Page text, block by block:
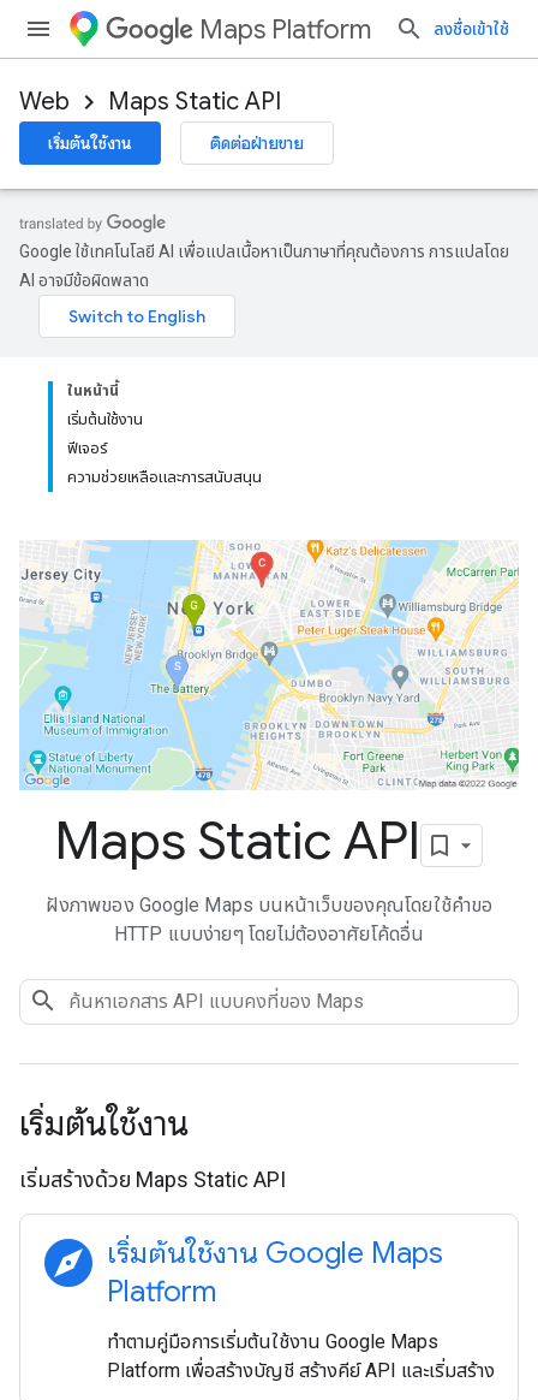
Maps Platform ลงชื่อเข้าใช้
Web Maps Static API
เริ่มต้นใช้งาน ติดต่อฝ่ายขาย
Google ใช้เทคโนโลยี AI เพื่อแปลเนื้อหาเป็นภาษาที่คุณต้องการ การแปลโดย
AI อาจมีข้อผิดพลาด
ในหน้านี้
เริ่มต้นใช้งาน
ฟีเจอร์
ความช่วยเหลือและการสนับสนุน
Maps Static API
ฝังภาพของ Google Maps บนหน้าเว็บของคุณโดยใช้คำขอ
HTTP แบบง่ายๆ โดยไม่ต้องอาศัยโค้ดอื่น
เริ่มต้นใช้งาน
เริ่มสร้างด้วย Maps Static API
explore เริ่มต้นใช้งาน Google Maps
Platform
ทำตามคู่มือการเริ่มต้นใช้งาน Google Maps
Platform เพื่อสร้างบัญชี สร้างคีย์ API และเริ่มสร้าง